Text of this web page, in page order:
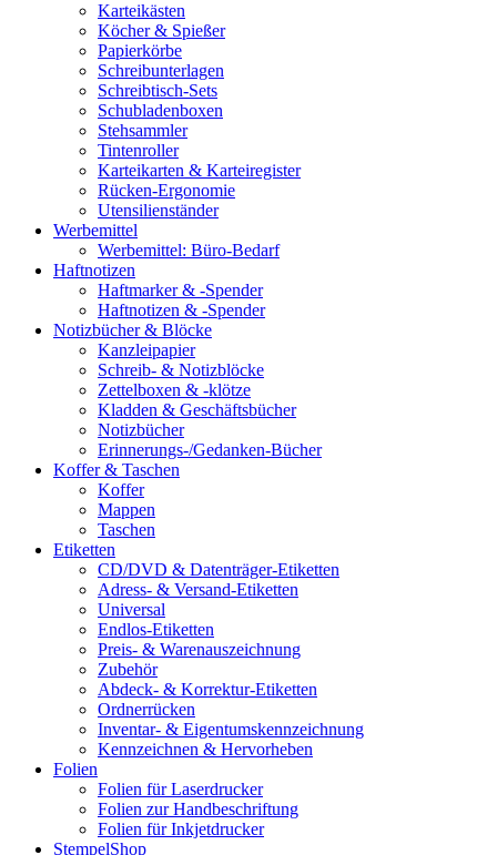
Karteikästen
Köcher & Spießer
Papierkörbe
Schreibunterlagen
Schreibtisch-Sets
Schubladenboxen
Stehsammler
Tintenroller
Karteikarten & Karteiregister
Rücken-Ergonomie
Utensilienständer
Werbemittel
Werbemittel: Büro-Bedarf
Haftnotizen
Haftmarker & -Spender
Haftnotizen & -Spender
Notizbücher & Blöcke
Kanzleipapier
Schreib- & Notizblöcke
Zettelboxen & -klötze
Kladden & Geschäftsbücher
Notizbücher
Erinnerungs-/Gedanken-Bücher
Koffer & Taschen
Koffer
Mappen
Taschen
Etiketten
CD/DVD & Datenträger-Etiketten
Adress- & Versand-Etiketten
Universal
Endlos-Etiketten
Preis- & Warenauszeichnung
Zubehör
Abdeck- & Korrektur-Etiketten
Ordnerrücken
Inventar- & Eigentumskennzeichnung
Kennzeichnen & Hervorheben
Folien
Folien für Laserdrucker
Folien zur Handbeschriftung
Folien für Inkjetdrucker
StempelShop